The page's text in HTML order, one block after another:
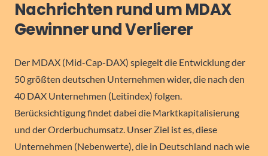
Nachrichten rund um MDAX
Gewinner und Verlierer
Der MDAX (Mid-Cap-DAX) spiegelt die Entwicklung der
50 größten deutschen Unternehmen wider, die nach den
40 DAX Unternehmen (Leitindex) folgen.
Berücksichtigung findet dabei die Marktkapitalisierung
und der Orderbuchumsatz. Unser Ziel ist es, diese
Unternehmen (Nebenwerte), die in Deutschland nach wie